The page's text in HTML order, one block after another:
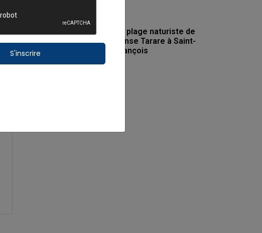
La plage naturiste de
l'Anse Tarare à Saint-
François
S'inscrire